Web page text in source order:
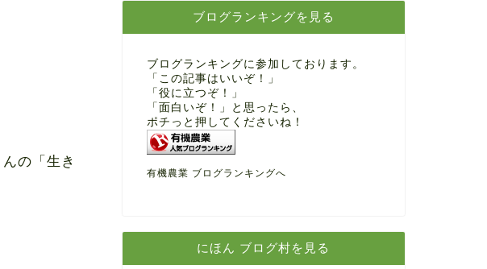
の「生き
ブログランキングを見る
ブログランキングに参加しております。
「この記事はいいぞ！」
「役に立つぞ！」
「面白いぞ！」と思ったら、
ポチっと押してくださいね！
有機農業 ブログランキングへ
にほん ブログ村を見る